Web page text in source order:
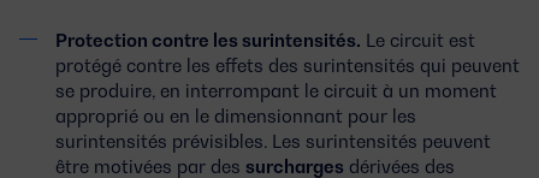
Protection contre les surintensités. Le circuit est
protégé contre les effets des surintensités qui peuvent
se produire, en interrompant le circuit à un moment
approprié ou en le dimensionnant pour les
surintensités prévisibles. Les surintensités peuvent
être motivées par des surcharges dérivées des